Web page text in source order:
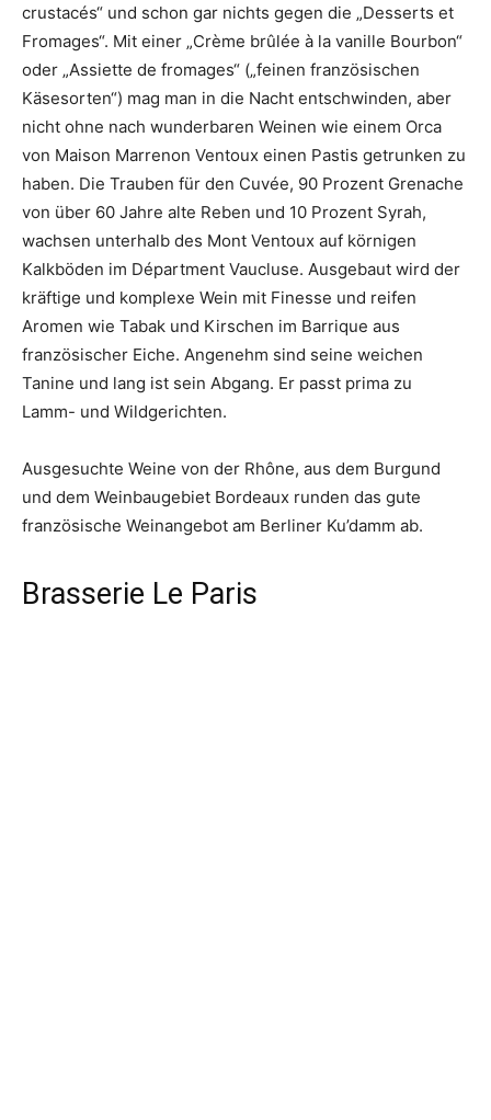
crustacés“ und schon gar nichts gegen die „Desserts et
Fromages“. Mit einer „Crème brûlée à la vanille Bourbon“
oder „Assiette de fromages“ („feinen französischen
Käsesorten“) mag man in die Nacht entschwinden, aber
nicht ohne nach wunderbaren Weinen wie einem Orca
von Maison Marrenon Ventoux einen Pastis getrunken zu
haben. Die Trauben für den Cuvée, 90 Prozent Grenache
von über 60 Jahre alte Reben und 10 Prozent Syrah,
wachsen unterhalb des Mont Ventoux auf körnigen
Kalkböden im Départment Vaucluse. Ausgebaut wird der
kräftige und komplexe Wein mit Finesse und reifen
Aromen wie Tabak und Kirschen im Barrique aus
französischer Eiche. Angenehm sind seine weichen
Tanine und lang ist sein Abgang. Er passt prima zu
Lamm- und Wildgerichten.
Ausgesuchte Weine von der Rhône, aus dem Burgund
und dem Weinbaugebiet Bordeaux runden das gute
französische Weinangebot am Berliner Ku’damm ab.
Brasserie Le Paris